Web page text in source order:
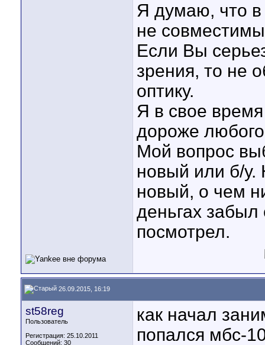
Я думаю, что в
не
Если Вы
зрения, то не
оптику.
Я в свое
дороже
Мой вопрос
новый или б/у.
новый, о чем
деньгах забыл
посмотрел.
26.09.2015, 16:19
st58reg
Пользователь
Регистрация: 25.10.2011
Сообщений: 30
как начал
попался мбс-